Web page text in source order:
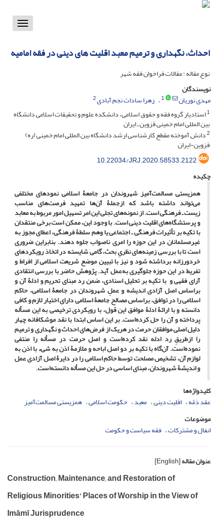
Toggle
احداث، نگهداری و ترمیم معبد اقلیت های دینی در فقه امامیه
نوع مقاله : مقالات فراخوان فقه شهر
نویسندگان
مهدی نوریان
1 زهرا سادات نجم آبادی2
1استادیار گروه فقه و حقوق اسلامی، دانشکده علوم و تحقیقات اسلامی دانشگاه
بین المللی امام خمینی قزوین ـ ایران
2دانش آموخته مقطع کارشناسی ارشد دانشگاه بین المللی امام خمینی (ره)
قزوین-ایران
10.22034/JRJ.2020.58533.2122
چکیده
همزیستی مسالمت‌آمیز شهروندان در جامعۀ اسلامی نمودهای مختلفی
می‌تواند داشته باشد که ازجملۀ آن‌ها تمهید فرصت‌های مناسب
زیست ـ فرهنگی است. از نمونه‌های تجلی این امر تسهیل امور مربوط به معابد
و پرستشگاه‌های اقلیت‌ دینی است. با وجود این، ممکن است برخی منتقدان
با تکیه بر تأثیرات فرهنگی ـ اجتماعی یا وهم سلطۀ فرهنگی، اعطای مجوز به
غیرمسلمانان در این حوزه را امری ناصواب جلوه دهند. بنابراین ضروری
است تا با بررسی زمینه‌های نظریِ بحث، گامی شایسته در اتخاذ رویکردهای
خردورزانه برداشته شود و نیز با تبیین موضع شریعت اسلامی از افراط و
تفریط در این حوزه جلوگیری به‌عمل آید. پژوهش حاضر با بررسی انتقادی
آرای فقهی و با تکیه بر تحلیل اسنادی، ضمن رد مبنای تحریم و ادلۀ آن و
براساس اصل آزادی اندیشه و عملِ شهروندان در جامعۀ اسلامی، حاکم
اسلامی را در توافق، براساس مصالح جامعۀ اسلامی دارای اختیار لازم و کافی
دانسته و با ارائۀ ادلۀ موافق این قول، با رویکردی ترخیصی به این مسأله
پرداخته و آن را حل کرده‌است. بر این اساس ابتدا با نقد موشکافانه چهار
دلیل اصلی موافقان حرمت در هریک از فرض‌های احداث و نگهداری و ترمیم
را ازطریقِ رد ادله نقد کرده‌است و اصل حرمت در مسأله را منتفی
نموده‌است. آن‌گاه با تکیه بر دو اصل اباحه و ملازمۀ اذن به شیء با اذن به
لوازم آن، تشخیص مصلحت توسط حاکم اسلامی را در دایرۀ اصل آزادی عمل
و اندیشۀ شهروندان، مبنای اساسی در حل این مسأله دانسته‌است.
کلیدواژه‌ها
عقد ذمّه اقلیت ‌دینی معبد حکومت اسلامی همزیستی مسالمت‌آمیز
موضوعات
انفال و مشترکات فقه سیاست و حکومت
عنوان مقاله[English]
Construction, Maintenance, and Restoration of
Religious Minorities’ Places of Worship in the View of
Imāmī Jurisprudence